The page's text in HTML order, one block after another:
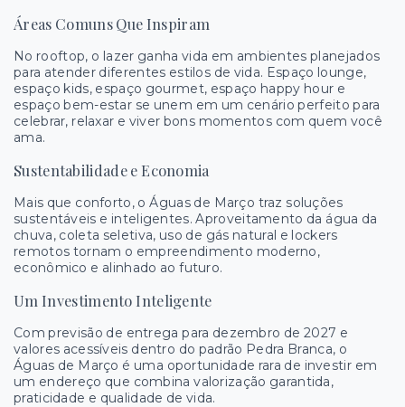
Áreas Comuns Que Inspiram
No rooftop, o lazer ganha vida em ambientes planejados
para atender diferentes estilos de vida. Espaço lounge,
espaço kids, espaço gourmet, espaço happy hour e
espaço bem-estar se unem em um cenário perfeito para
celebrar, relaxar e viver bons momentos com quem você
ama.
Sustentabilidade e Economia
Mais que conforto, o Águas de Março traz soluções
sustentáveis e inteligentes. Aproveitamento da água da
chuva, coleta seletiva, uso de gás natural e lockers
remotos tornam o empreendimento moderno,
econômico e alinhado ao futuro.
Um Investimento Inteligente
Com previsão de entrega para dezembro de 2027 e
valores acessíveis dentro do padrão Pedra Branca, o
Águas de Março é uma oportunidade rara de investir em
um endereço que combina valorização garantida,
praticidade e qualidade de vida.